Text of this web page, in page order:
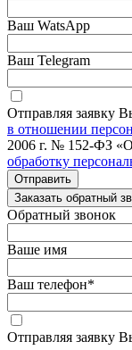
Ваш WatsApp
Ваш Telegram
Отправляя заявку
в отношении
2006 г. № 152-ФЗ
обработку
Отправить
Заказать обратный
Обратный звонок
Ваше имя
Ваш телефон*
Отправляя заявку